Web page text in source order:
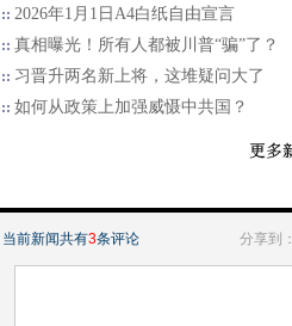
2026年1月1日A4白纸自由宣言
真相曝光！所有人都被川普“骗”了？
习晋升两名新上将，这堆疑问大了
如何从政策上加强威慑中共国？
当前新闻共有3条评论 分享到：